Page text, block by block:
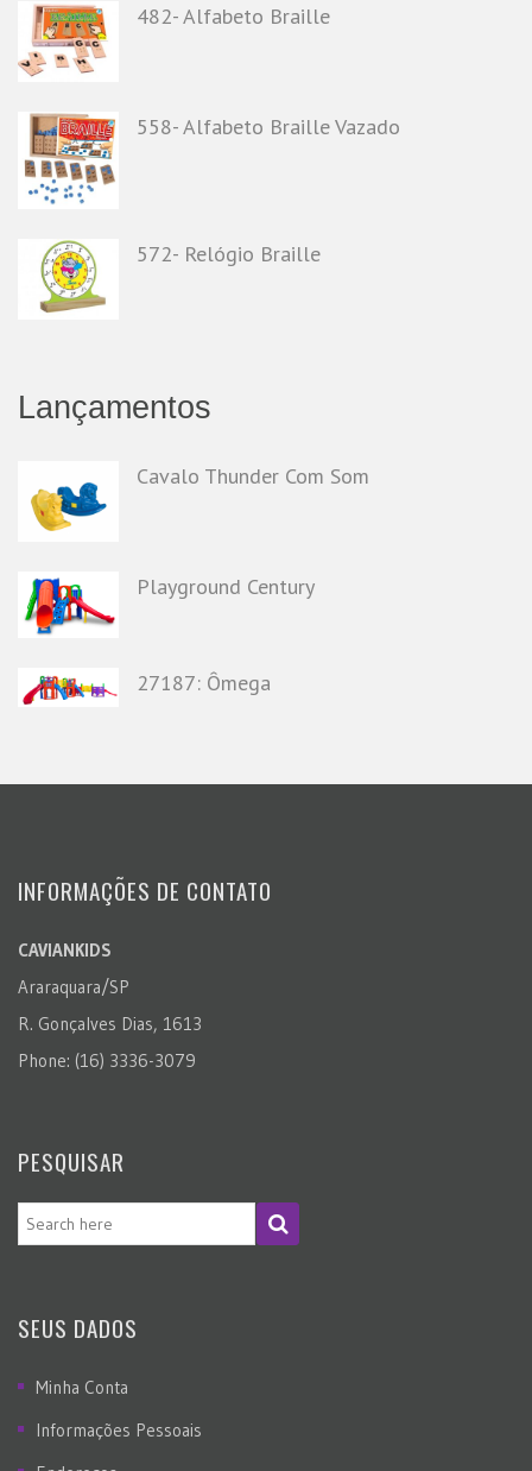
482- Alfabeto Braille
558- Alfabeto Braille Vazado
572- Relógio Braille
Lançamentos
Cavalo Thunder Com Som
Playground Century
27187: Ômega
INFORMAÇÕES DE CONTATO
CAVIANKIDS
Araraquara/SP
R. Gonçalves Dias, 1613
Phone: (16) 3336-3079
PESQUISAR
SEUS DADOS
Minha Conta
Informações Pessoais